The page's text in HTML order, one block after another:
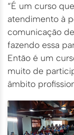
“É um curso
atendimento à
comunicação
fazendo essa
Então é um
muito de
âmbito